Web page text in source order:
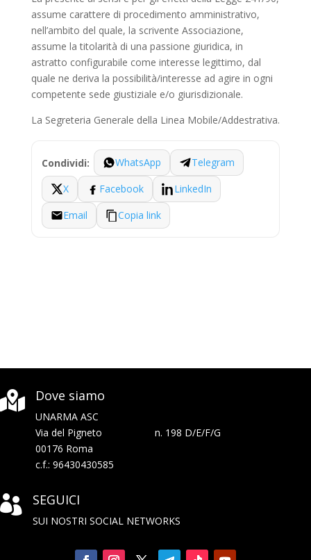
assume carattere di procedimento amministrativo,
nell’ambito del quale, la scrivente Associazione,
assume la titolarità di una passione giuridica, in
astratto configurabile come interesse legittimo, dal
quale ne deriva la possibilità/interesse ad agire in ogni
competente sede giustiziale e/o giurisdizionale.
La Segreteria Generale della Linea Mobile/Addestrativa.
Condividi: WhatsApp
Telegram
X
Facebook
LinkedIn
Email
Copia link
 Dove siamo
UNARMA ASC
Via del Pigneto n. 198 D/E/F/G
00176 Roma
c.f.: 96430430585
 SEGUICI
SUI NOSTRI SOCIAL NETWORKS